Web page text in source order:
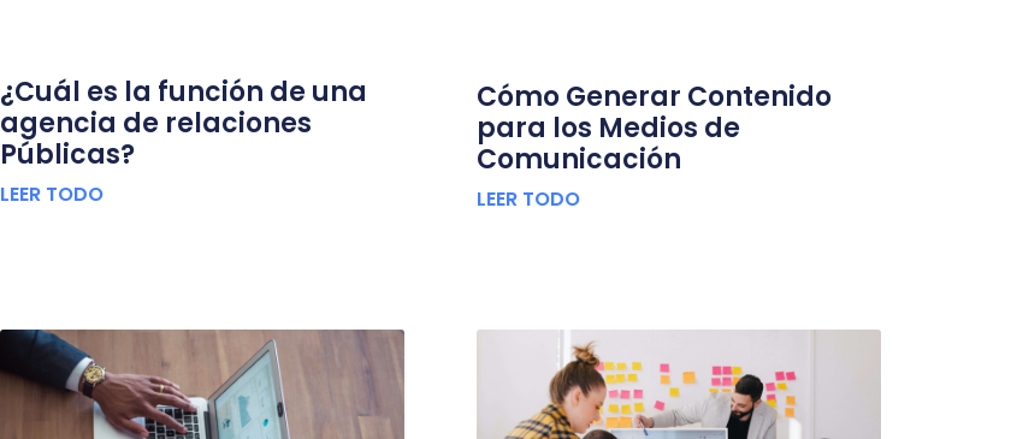
¿Cuál es la función de una
agencia de relaciones
Públicas?
LEER TODO
Cómo Generar Contenido
para los Medios de
Comunicación
LEER TODO